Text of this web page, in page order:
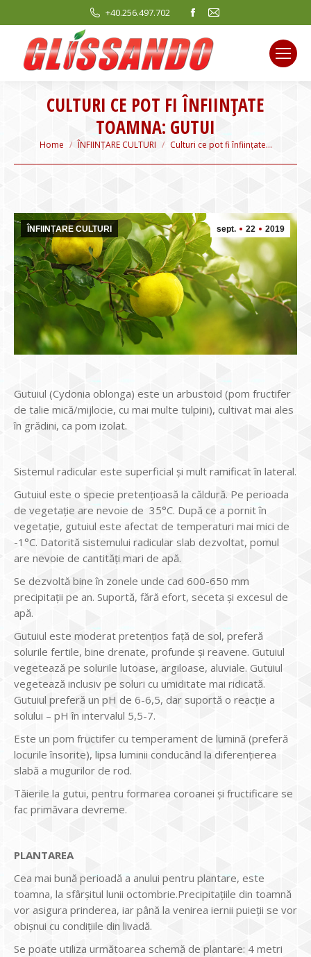
+40.256.497.702
Facebook
opens
in
new
window
Mail
new
window
CULTURI CE POT FI ÎNFIINȚATE
TOAMNA: GUTUI
You are here:
Home ÎNFIINȚARE CULTURI Culturi ce pot fi înființate…
sept. 22 2019
ÎNFIINȚARE CULTURI
Gutuiul (Cydonia oblonga) este un arbustoid (pom fructifer
de talie mică/mijlocie, cu mai multe tulpini), cultivat mai ales
în grădini, ca pom izolat.
Sistemul radicular este superficial și mult ramificat în lateral.
Gutuiul este o specie pretențioasă la căldură. Pe perioada
de vegetație are nevoie de 35°C. După ce a pornit în
vegetație, gutuiul este afectat de temperaturi mai mici de
-1°C. Datorită sistemului radicular slab dezvoltat, pomul
are nevoie de cantități mari de apă.
Se dezvoltă bine în zonele unde cad 600-650 mm
precipitații pe an. Suportă, fără efort, seceta și excesul de
apă.
Gutuiul este moderat pretențios față de sol, preferă
solurile fertile, bine drenate, profunde și reavene. Gutuiul
vegetează pe solurile lutoase, argiloase, aluviale. Gutuiul
vegetează inclusiv pe soluri cu umiditate mai ridicată.
Gutuiul preferă un pH de 6-6,5, dar suportă o reacție a
solului – pH în intervalul 5,5-7.
Este un pom fructifer cu temperament de lumină (preferă
locurile însorite), lipsa luminii conducând la diferențierea
slabă a mugurilor de rod.
Tăierile la gutui, pentru formarea coroanei și fructificare se
fac primăvara devreme.
PLANTAREA
Cea mai bună perioadă a anului pentru plantare, este
toamna, la sfârșitul lunii octombrie.Precipitațiile din toamnă
vor asigura prinderea, iar până la venirea iernii puieții se vor
obișnui cu condițiile din livadă.
Se poate utiliza următoarea schemă de plantare: 4 metri